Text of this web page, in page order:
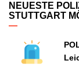
NEUESTE
STUTTGART